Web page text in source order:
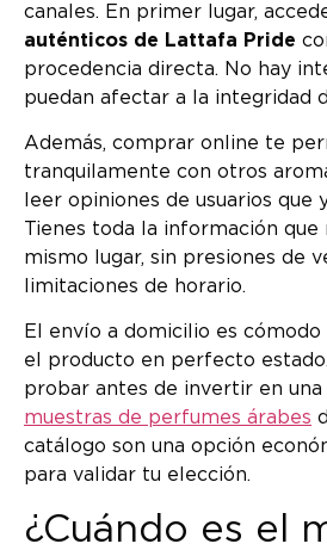
canales. En primer lugar,
auténticos de Lattafa Pride
procedencia directa. No hay
puedan afectar a la integridad
Además, comprar online te
tranquilamente con otros
leer opiniones de usuarios que
Tienes toda la información que
mismo lugar, sin presiones de
limitaciones de horario.
El envío a domicilio es
el producto en perfecto
probar antes de invertir en una
muestras de perfumes árabes
catálogo son una opción
para validar tu elección.
¿Cuándo es el